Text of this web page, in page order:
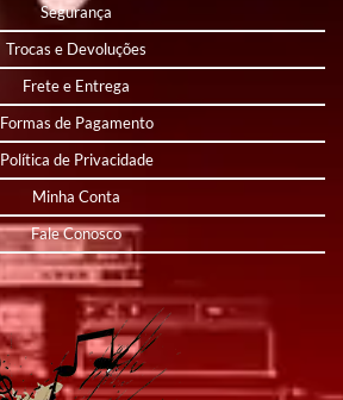
Segurança
Trocas e Devoluções
Frete e Entrega
Formas de Pagamento
Política de Privacidade
Minha Conta
Fale Conosco